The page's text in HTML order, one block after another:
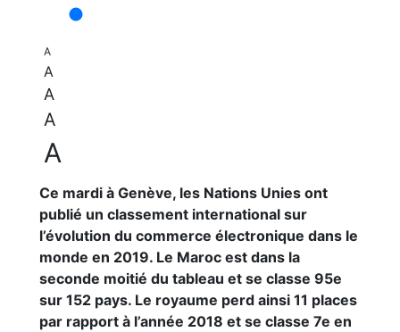
A
A
A
A
A
Ce mardi à Genève, les Nations Unies ont
publié un classement international sur
l’évolution du commerce électronique dans le
monde en 2019. Le Maroc est dans la
seconde moitié du tableau et se classe 95e
sur 152 pays. Le royaume perd ainsi 11 places
par rapport à l’année 2018 et se classe 7e en